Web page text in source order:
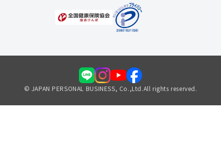
© JAPAN PERSONAL BUSINESS, Co.,Ltd.All rights reserved.